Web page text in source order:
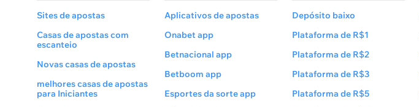
Sites de apostas
Casas de apostas com
escanteio
Novas casas de apostas
melhores casas de apostas
para Iniciantes
Aplicativos de apostas
Onabet app
Betnacional app
Betboom app
Esportes da sorte app
Depósito baixo
Plataforma de R$1
Plataforma de R$2
Plataforma de R$3
Plataforma de R$5